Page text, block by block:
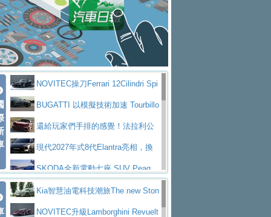
隊表現精彩淨零減碳指標性應用 純電動水泥預
拌車 消防車除了滅火裝備還需要什麼？
一探SITRAK “準” 消防車的究竟
大益金龍初試啼聲，汽柴油5噸貨車
不是對手正宗年鑑2025年全球自動車年鑑1月
下旬問世！2024第六屆ISUZU運轉職人挑戰賽
首度前進南台灣熱烈開戰
豪華電能休旅新星 Audi Q4 Sportba
ck 55 e-tron S lineScania Taiwan 逆風而行，加深力
道投資布局
大型 SUV 鎖定七人座豪華市場
BMW攜手漫威電影【蜘蛛人：重生
日】 Skoda 發表全新 Peaq 內裝：七人
座純電旗艦 SUV，行李廂最大可達 935 公
升
全新純電 Mercedes-Benz C 400 4
MATIC Electric 登場
奢華與科技大躍進，MAZDA全新3
代CX-5全方位進化提前亮相並展開預售94.9
萬起
馬自達公布 2027 年式 MX-5 更
新，新增 Yakudo 特別版
Skoda Peaq 發表全新電動動力系
統 最長續航逾 640 公里、支援雙向供電
BMW M2 首度導入 xDrive 四驅，
美國與瑞士需求成關鍵推手
The all-new T-Roc 魅力 自成焦點
Maserati GT2 Stradale「Tribute to
MC12」全球首度亮相
迎接 RANGE ROVER 品牌家族第
NOVITEC操刀Ferrari 12Cilindri Spi
der 碳纖維空力、鍛造輪圈與Inconel排氣
上身
BUGATTI 以模擬技術加速 Tourbillo
n 動態開發還給玩家們手排的感覺！法拉利公
布12Cilidri Manaule手排超跑產品細節
現代2027年式8代Elantra亮相，換
裝更銳利的造型、更先進的資訊娛樂系統及
更高效的動力
SKODA全新電動七座 SUV Peaq
問世，擁有品牌史上最寬敞且豪華的座艙
AUDI推出首款高性能油電超跑Nuvo
lari，0到100公里加速2.6秒、極速350公里
百年三叉戟傳奇再啟程 Maserati 重
Kia智慧油電科技潮旅The new Ston
ic 1-7月累計銷量創歷史新高
NOVITEC升級Lamborghini Revuelt